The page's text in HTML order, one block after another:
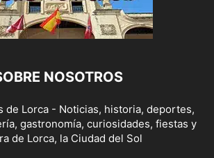
NOSOTROS
de Lorca - Noticias, historia, deportes,
gastronomía, curiosidades, fiestas y
de Lorca, la Ciudad del Sol